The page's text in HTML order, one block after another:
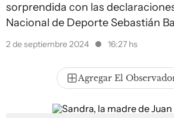
sorprendida con las
Nacional de Deporte Sebastián
2 de septiembre 2024 16:27 hs
Agregar El